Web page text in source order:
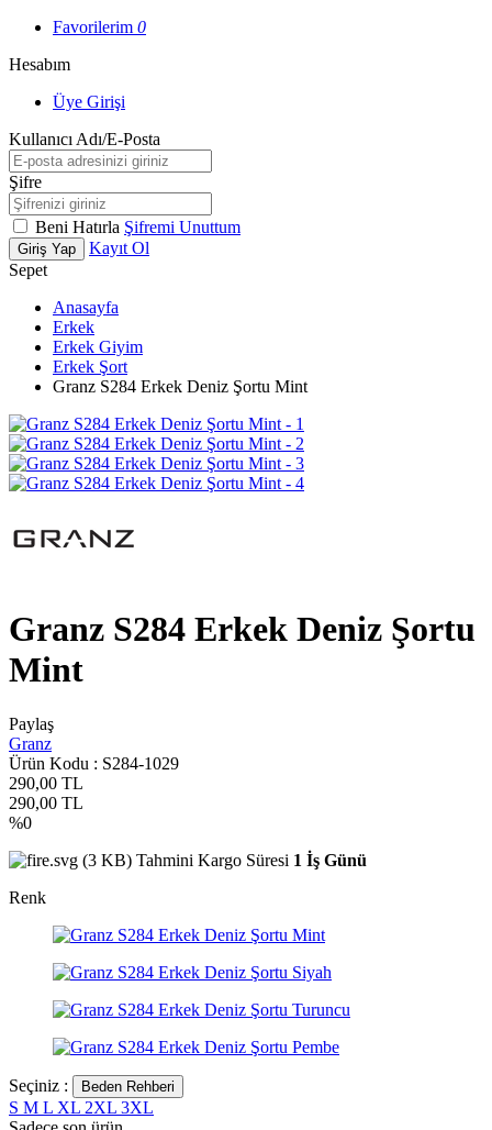
Favorilerim 0
Hesabım
Üye Girişi
Kullanıcı Adı/E-Posta
Şifre
Beni Hatırla Şifremi Unuttum
Giriş Yap
Kayıt Ol
Sepet
Anasayfa
Erkek
Erkek Giyim
Erkek Şort
Granz S284 Erkek Deniz Şortu Mint
Granz S284 Erkek Deniz Şortu
Mint
Paylaş
Granz
Ürün Kodu : S284-1029
290,00 TL
290,00 TL
%0
Tahmini Kargo Süresi 1 İş Günü
Renk
Seçiniz : Beden Rehberi
S M L XL 2XL 3XL